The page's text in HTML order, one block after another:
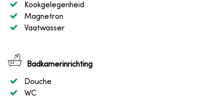
Kookgelegenheid
Magnetron
Vaatwasser
Badkamerinrichting
Douche
WC